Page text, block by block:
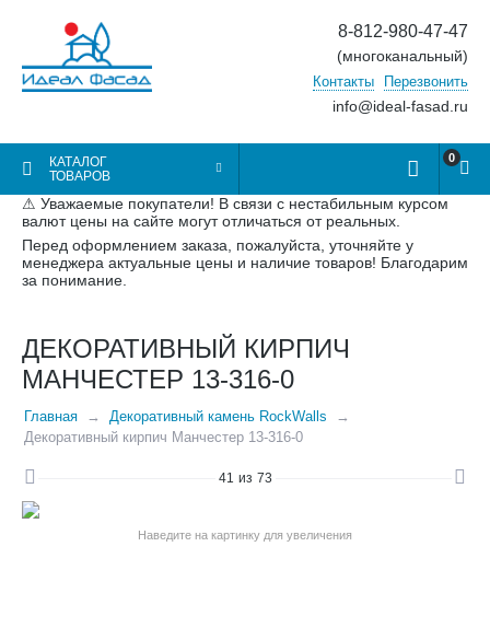
8-812-980-47-47
(многоканальный)
Контакты Перезвонить
info@ideal-fasad.ru
КАТАЛОГ
ТОВАРОВ
0
⚠ Уважаемые покупатели! В связи с нестабильным курсом
валют цены на сайте могут отличаться от реальных.
Перед оформлением заказа, пожалуйста, уточняйте у
менеджера актуальные цены и наличие товаров! Благодарим
за понимание.
ДЕКОРАТИВНЫЙ КИРПИЧ
МАНЧЕСТЕР 13-316-0
Главная
Декоративный камень RockWalls
Декоративный кирпич Манчестер 13-316-0
41 из 73
Наведите на картинку для увеличения